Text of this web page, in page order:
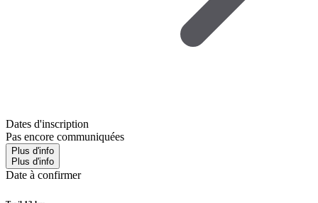
Dates d'inscription
Pas encore communiquées
Plus d'info
Plus d'info
Date à confirmer